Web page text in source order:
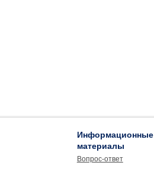
Информационные
материалы
Вопрос-ответ